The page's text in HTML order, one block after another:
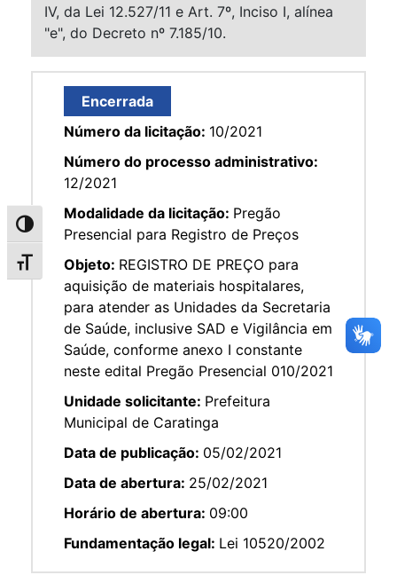
Alternar alto contraste
Alternar tamanho da fonte
IV, da Lei 12.527/11 e Art. 7º, Inciso I, alínea
"e", do Decreto nº 7.185/10.
Encerrada
Número da licitação: 10/2021
Número do processo administrativo:
12/2021
Modalidade da licitação: Pregão
Presencial para Registro de Preços
Objeto: REGISTRO DE PREÇO para
aquisição de materiais hospitalares,
para atender as Unidades da Secretaria
de Saúde, inclusive SAD e Vigilância em
Saúde, conforme anexo I constante
neste edital Pregão Presencial 010/2021
Unidade solicitante: Prefeitura
Municipal de Caratinga
Data de publicação: 05/02/2021
Data de abertura: 25/02/2021
Horário de abertura: 09:00
Fundamentação legal: Lei 10520/2002